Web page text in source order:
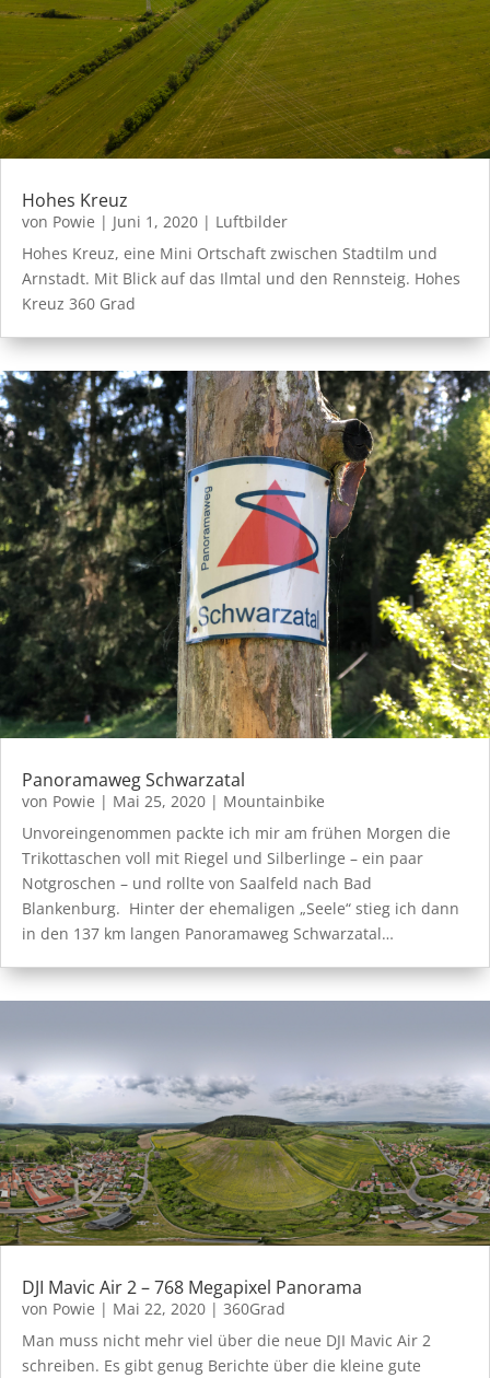
Hohes Kreuz
von Powie | Juni 1, 2020 | Luftbilder
Hohes Kreuz, eine Mini Ortschaft zwischen Stadtilm und
Arnstadt. Mit Blick auf das Ilmtal und den Rennsteig. Hohes
Kreuz 360 Grad
Panoramaweg Schwarzatal
von Powie | Mai 25, 2020 | Mountainbike
Unvoreingenommen packte ich mir am frühen Morgen die
Trikottaschen voll mit Riegel und Silberlinge – ein paar
Notgroschen – und rollte von Saalfeld nach Bad
Blankenburg. Hinter der ehemaligen „Seele“ stieg ich dann
in den 137 km langen Panoramaweg Schwarzatal…
DJI Mavic Air 2 – 768 Megapixel Panorama
von Powie | Mai 22, 2020 | 360Grad
Man muss nicht mehr viel über die neue DJI Mavic Air 2
schreiben. Es gibt genug Berichte über die kleine gute